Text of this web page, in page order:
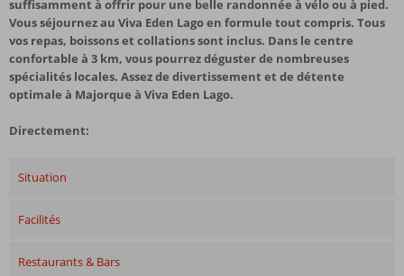
suffisamment à offrir pour une belle randonnée à vélo ou à pied.
Vous séjournez au Viva Eden Lago en formule tout compris. Tous
vos repas, boissons et collations sont inclus. Dans le centre
confortable à 3 km, vous pourrez déguster de nombreuses
spécialités locales. Assez de divertissement et de détente
optimale à Majorque à Viva Eden Lago.
Directement:
Situation
Facilités
Restaurants & Bars